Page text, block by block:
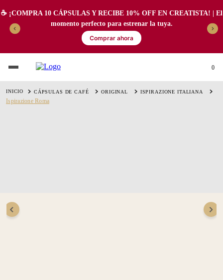
☕️ ¡COMPRA 10 CÁPSULAS Y RECIBE 10% OFF EN CREATISTA! | El
momento perfecto para estrenar la tuya.
Comprar ahora
0
CÁPSULAS DE CAFÉ ORIGINAL ISPIRAZIONE ITALIANA
Ispirazione Roma